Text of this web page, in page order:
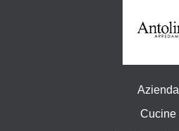
Azienda
Cucine